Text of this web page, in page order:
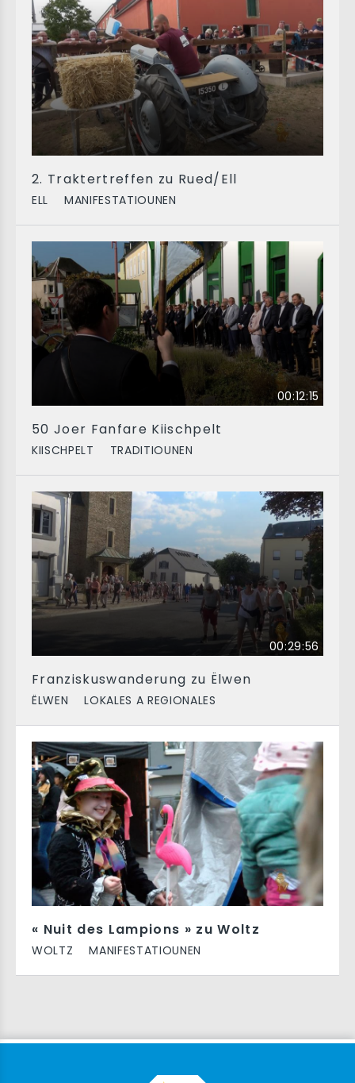
2. Traktertreffen zu Rued/Ell
ELL MANIFESTATIOUNEN
00:12:15
50 Joer Fanfare Kiischpelt
KIISCHPELT TRADITIOUNEN
00:29:56
Franziskuswanderung zu Ëlwen
ËLWEN LOKALES A REGIONALES
« Nuit des Lampions » zu Woltz
WOLTZ MANIFESTATIOUNEN